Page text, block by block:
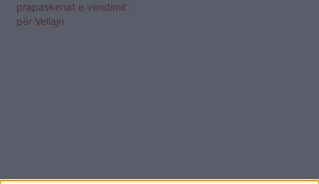
prapaskenat e vendimit
për Veliajn